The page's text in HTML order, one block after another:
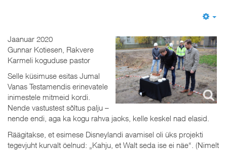
Jaanuar 2020
Gunnar Kotiesen, Rakvere
Karmeli koguduse pastor
Selle küsimuse esitas Jumal
Vanas Testamendis erinevatele
inimestele mitmeid kordi.
Nende vastustest sõltus palju –
nende endi, aga ka kogu rahva jaoks, kelle keskel nad elasid.
Räägitakse, et esimese Disneylandi avamisel oli üks projekti
tegevjuht kurvalt öelnud: „Kahju, et Walt seda ise ei näe“. (Nimelt